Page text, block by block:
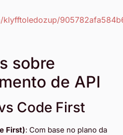
sobre
de API
Code First
First): Com base no plano da